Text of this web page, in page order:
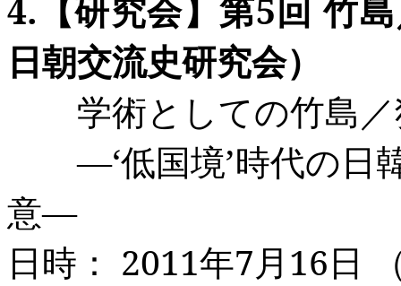
4. 【研究会】第5回 竹
日朝交流史研究会）
学術としての竹島／
―‘低国境’時代の日
意―
日時： 2011年7月16日